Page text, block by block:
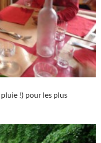
!) pour les plus